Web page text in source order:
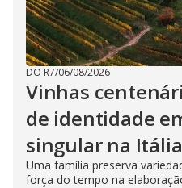
DO R7/06/08/2026
Vinhas
de identidade
singular na Itália
Uma família preserva
força do tempo na